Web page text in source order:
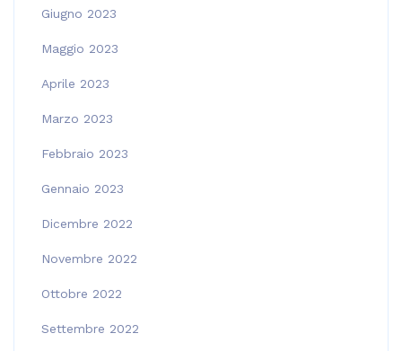
Giugno 2023
Maggio 2023
Aprile 2023
Marzo 2023
Febbraio 2023
Gennaio 2023
Dicembre 2022
Novembre 2022
Ottobre 2022
Settembre 2022